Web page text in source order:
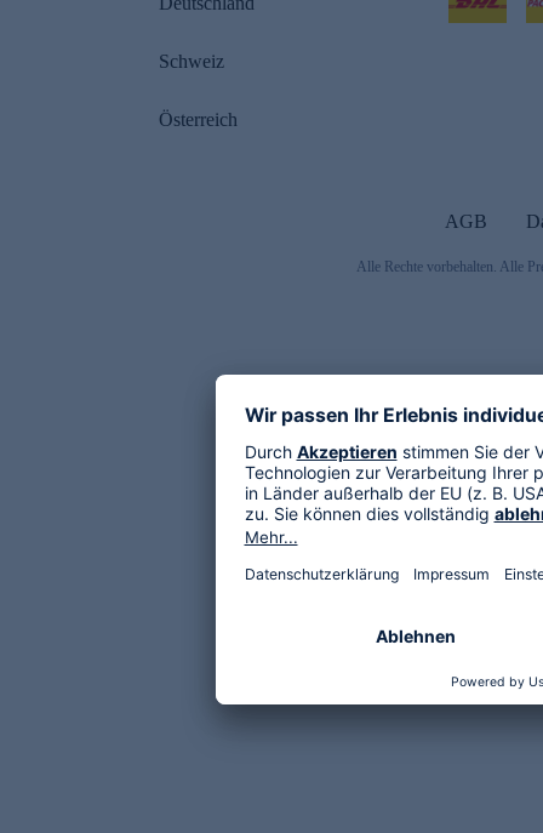
Schweiz
Österreich
AGB
Alle Rechte vorbehalten. Alle